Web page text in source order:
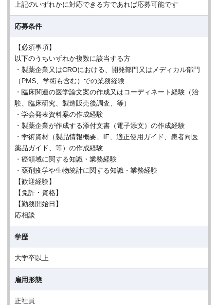
上記のいずれかに対応できる方であれば応募可能です
応募条件
【必須事項】
以下のうちいずれか複数に該当する方
・製薬企業又はCROにおける、開発部門又はメディカル部門
（PMS、学術も含む）での業務経験
・臨床関連の医学論文案の作成又はコーディネート経験（治
験、臨床研究、製造販売後調査、等）
・学会発表資料案の作成経験
・製薬企業が作成する添付文書（電子添文）の作成経験
・学術資材（製品情報概要、IF、適正使用ガイド、患者向医
薬品ガイド、等）の作成経験
・癌領域に関する知識・業務経験
・薬剤疫学や生物統計に関する知識・業務経験
【歓迎経験】
【免許・資格】
【勤務開始日】
応相談
学歴
大学卒以上
雇用形態
正社員